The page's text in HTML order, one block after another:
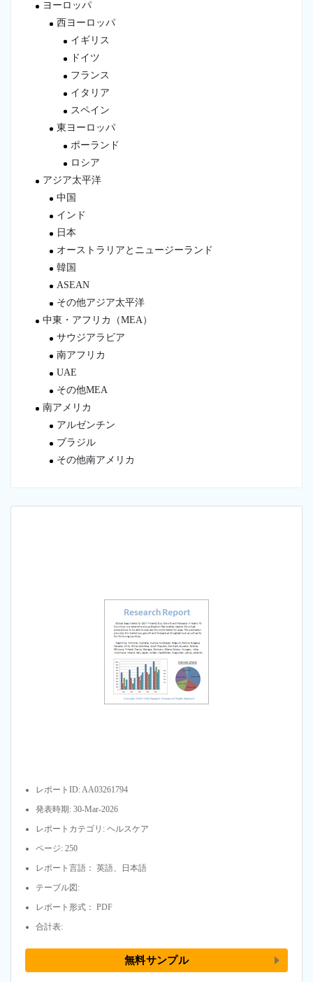
ヨーロッパ
西ヨーロッパ
イギリス
ドイツ
フランス
イタリア
スペイン
東ヨーロッパ
ポーランド
ロシア
アジア太平洋
中国
インド
日本
オーストラリアとニュージーランド
韓国
ASEAN
その他アジア太平洋
中東・アフリカ（MEA）
サウジアラビア
南アフリカ
UAE
その他MEA
南アメリカ
アルゼンチン
ブラジル
その他南アメリカ
レポートID: AA03261794
発表時期: 30-Mar-2026
レポートカテゴリ: ヘルスケア
ページ: 250
レポート言語： 英語、日本語
テーブル図:
レポート形式： PDF
合計表:
無料サンプル